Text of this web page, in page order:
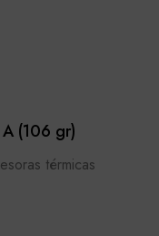
(106 gr)
térmicas